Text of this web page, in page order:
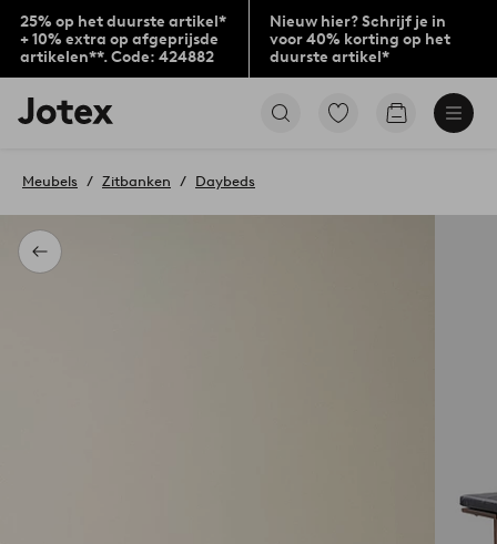
25% op het duurste artikel*
+ 10% extra op afgeprijsde
artikelen**. Code: 424882
Nieuw hier? Schrijf je in
voor 40% korting op het
duurste artikel*
Jotex
logo
to
home
page
Ga
Go
Terug
Meubels Zitbanken Daybeds